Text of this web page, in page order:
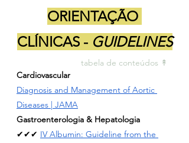
ORIENTAÇÃO
CLÍNICAS - GUIDELINES
tabela de conteúdos ↟
Cardiovascular
Diagnosis and Management of Aortic
Diseases | JAMA
Gastroenterologia & Hepatologia
✔✔✔ IV Albumin: Guideline from the